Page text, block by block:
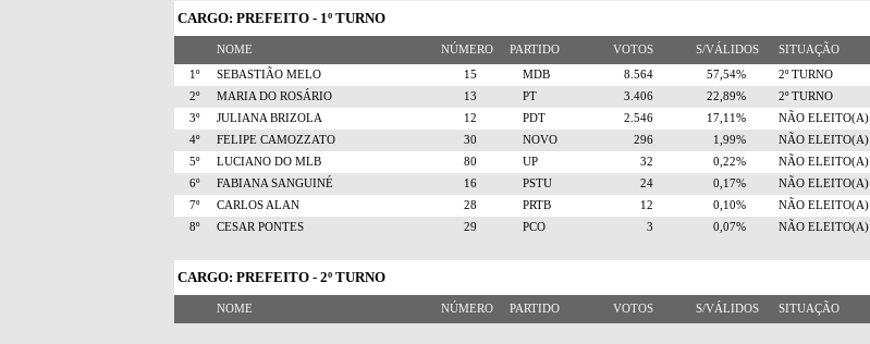
CARGO: PREFEITO - 1º TURNO
NOME NÚMERO PARTIDO VOTOS S/VÁLIDOS SITUAÇÃO
1º SEBASTIÃO MELO 15 MDB 8.564 57,54%
2º TURNO
2º
MARIA DO ROSÁRIO 13 PT 3.406 22,89%
2º TURNO
3º
JULIANA BRIZOLA 12 PDT 2.546 17,11%
NÃO ELEITO(A)
4º
FELIPE CAMOZZATO 30 NOVO 296 1,99%
NÃO ELEITO(A)
5º
LUCIANO DO MLB 80 UP 32 0,22%
NÃO ELEITO(A)
6º
FABIANA SANGUINÉ 16 PSTU 24 0,17%
NÃO ELEITO(A)
7º
CARLOS ALAN 28 PRTB 12 0,10%
NÃO ELEITO(A)
8º
CESAR PONTES 29 PCO 3 0,07% NÃO ELEITO(A)
CARGO: PREFEITO - 2º TURNO
NOME NÚMERO PARTIDO VOTOS S/VÁLIDOS SITUAÇÃO